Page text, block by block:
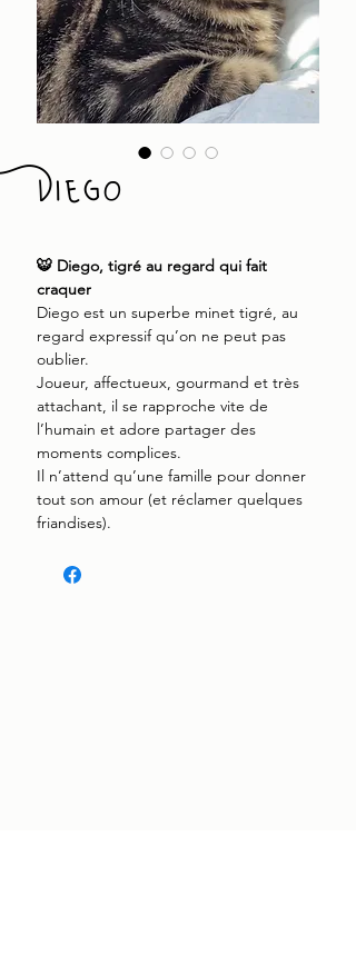
Diego
🐯 Diego, tigré au regard qui fait
craquer
Diego est un superbe minet tigré, au
regard expressif qu’on ne peut pas
oublier.
Joueur, affectueux, gourmand et très
attachant, il se rapproche vite de
l’humain et adore partager des
moments complices.
Il n’attend qu’une famille pour donner
tout son amour (et réclamer quelques
friandises).